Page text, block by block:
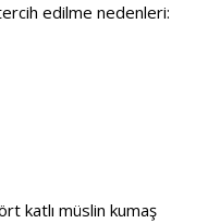
edilme nedenleri:
katlı müslin kumaş